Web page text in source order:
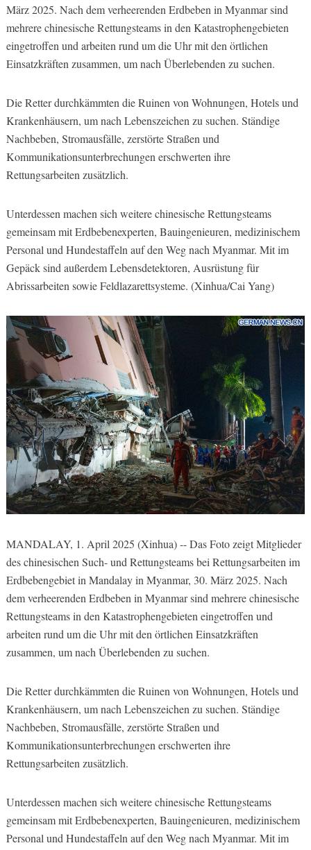
März 2025. Nach dem verheerenden Erdbeben in Myanmar sind
mehrere chinesische Rettungsteams in den Katastrophengebieten
eingetroffen und arbeiten rund um die Uhr mit den örtlichen
Einsatzkräften zusammen, um nach Überlebenden zu suchen.
Die Retter durchkämmten die Ruinen von Wohnungen, Hotels und
Krankenhäusern, um nach Lebenszeichen zu suchen. Ständige
Nachbeben, Stromausfälle, zerstörte Straßen und
Kommunikationsunterbrechungen erschwerten ihre
Rettungsarbeiten zusätzlich.
Unterdessen machen sich weitere chinesische Rettungsteams
gemeinsam mit Erdbebenexperten, Bauingenieuren, medizinischem
Personal und Hundestaffeln auf den Weg nach Myanmar. Mit im
Gepäck sind außerdem Lebensdetektoren, Ausrüstung für
Abrissarbeiten sowie Feldlazarettsysteme. (Xinhua/Cai Yang)
MANDALAY, 1. April 2025 (Xinhua) -- Das Foto zeigt Mitglieder
des chinesischen Such- und Rettungsteams bei Rettungsarbeiten im
Erdbebengebiet in Mandalay in Myanmar, 30. März 2025. Nach
dem verheerenden Erdbeben in Myanmar sind mehrere chinesische
Rettungsteams in den Katastrophengebieten eingetroffen und
arbeiten rund um die Uhr mit den örtlichen Einsatzkräften
zusammen, um nach Überlebenden zu suchen.
Die Retter durchkämmten die Ruinen von Wohnungen, Hotels und
Krankenhäusern, um nach Lebenszeichen zu suchen. Ständige
Nachbeben, Stromausfälle, zerstörte Straßen und
Kommunikationsunterbrechungen erschwerten ihre
Rettungsarbeiten zusätzlich.
Unterdessen machen sich weitere chinesische Rettungsteams
gemeinsam mit Erdbebenexperten, Bauingenieuren, medizinischem
Personal und Hundestaffeln auf den Weg nach Myanmar. Mit im